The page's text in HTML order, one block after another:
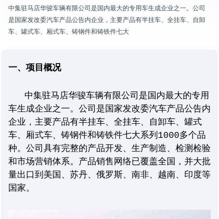
中集驻马店华骏车辆有限公司是国内最大的专用车生成企业之一。公司
是国家发改委汽车产品公告内企业，主要产品有半挂车、全挂车、自卸
车、罐式车、厢式车、铸钢件和铸铁件七大
一、项目概况
中集驻马店华骏车辆有限公司是国内最大的专用
车生成企业之一。公司是国家发改委汽车产品公告内
企业，主要产品有半挂车、全挂车、自卸车、罐式
车、厢式车、铸钢件和铸铁件七大系列1000多个品
种。公司具有完整的产品开发、生产制造、检测检验
和市场营销体系。产品销售网络已覆盖全国，并大批
量出口到美国、苏丹、俄罗斯、南非、越南、印度等
国家。